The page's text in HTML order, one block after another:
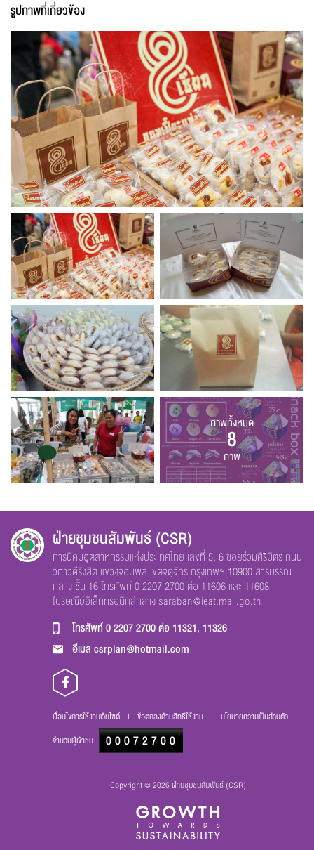
รูปภาพที่เกี่ยวข้อง
ภาพทั้งหมด
8
ภาพ
ฝ่ายชุมชนสัมพันธ์ (CSR)
การนิคมอุตสาหกรรมแห่งประเทศไทย เลขที่ 5, 6 ซอยร่วมศิริมิตร ถนน
วิภาวดีรังสิต แขวงจอมพล เขตจตุจักร กรุงเทพฯ 10900 สารบรรณ
กลาง ชั้น 16 โทรศัพท์ 0 2207 2700 ต่อ 11606 และ 11608
ไปรษณีย์อิเล็กทรอนิกส์กลางsaraban@ieat.mail.go.th
โทรศัพท์0 2207 2700 ต่อ 11321, 11326
อีเมลcsrplan@hotmail.com
เงื่อนไขการใช้งานเว็บไซต์ | ข้อตกลงด้านสิทธิ์ใช้งาน | นโยบายความเป็นส่วนตัว
จำนวนผู้เข้าชม
00072700
Copyright © 2026 ฝ่ายชุมชนสัมพันธ์ (CSR)